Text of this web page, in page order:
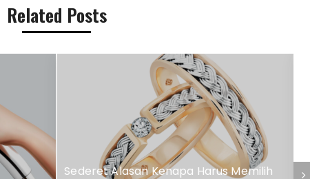
Related Posts
Sederet Alasan Kenapa Harus Memilih